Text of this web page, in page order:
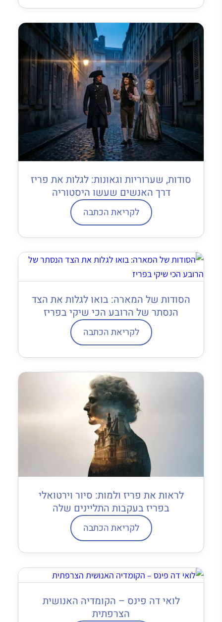
סודות, שערוריות וגאונות: לגלות את פריז
דרך האנשים שעשו היסטוריה
לקריאת הכתבה
הסודות של המארה: בואו לגלות את הצד
הנסתר של הרובע הכי שיקי בפריז
לקריאת הכתבה
לראות את פריז ולמות: סיור וירטואלי
בפריז בעקבות התליינים שלה
לקריאת הכתבה
לואי דה פינס – הקומדיה האנושית
הצרפתית